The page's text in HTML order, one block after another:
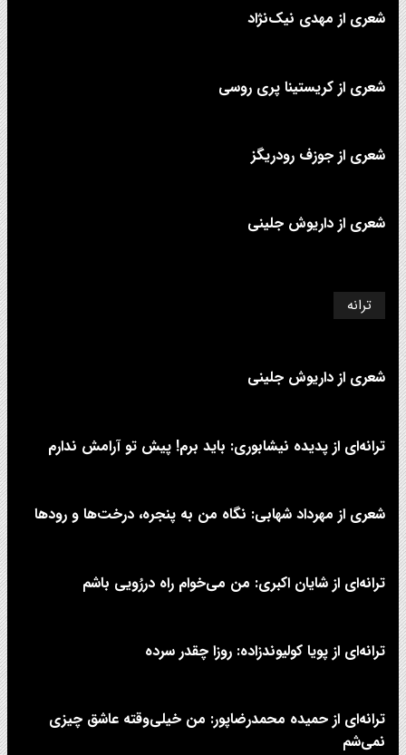
شعری از مهدی نیک‌نژاد
شعری از کریستینا پری روسی
شعری از جوزف رودریگز
شعری از داریوش جلینی
ترانه
شعری از داریوش جلینی
ترانه‌ای از پدیده نیشابوری: باید برم! پیش تو آرامش ندارم
شعری از مهرداد شهابی: نگاه من به پنجره، درخت‌ها و رودها
ترانه‌ای از شایان اکبری: من می‌خوام راه دررُویی باشم
ترانه‌ای از پویا کولیوندزاده: روزا چقدر سرده
ترانه‌ای از حمیده محمدرضاپور: من خیلی‌وقته عاشق چیزی
نمی‌شم